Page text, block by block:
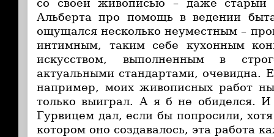
со своей живописью – даже
Альберта про помощь в ведении
ощущался несколько неуместным –
интимным, таким себе кухонным
искусством, выполненным в
актуальными стандартами, очевидна.
например, моих живописных работ
только выиграл. А я б не обиделся.
Гурвицем дал, если бы попросили,
котором оно создавалось, эта работа